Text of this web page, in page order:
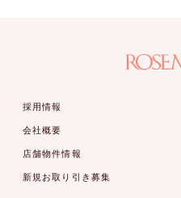
採用情報
会社概要
店舗物件情報
新規お取り引き募集